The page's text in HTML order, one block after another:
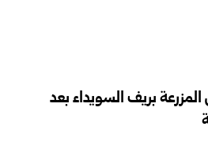
المزرعة بريف السويداء بعد